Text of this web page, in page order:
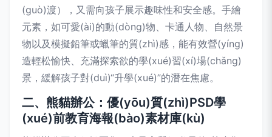
(guò)渡），又需向孩子展示趣味性和安全感。手繪
元素，如可愛(ài)的動(dòng)物、卡通人物、自然景
物以及模擬鉛筆或蠟筆的質(zhì)感，能有效營(yíng)
造輕松愉快、充滿探索欲的學(xué)習(xí)場(chǎng)
景，緩解孩子對(duì)“升學(xué)”的潛在焦慮。
二、熊貓辦公：優(yōu)質(zhì)PSD學
(xué)前教育海報(bào)素材庫(kù)